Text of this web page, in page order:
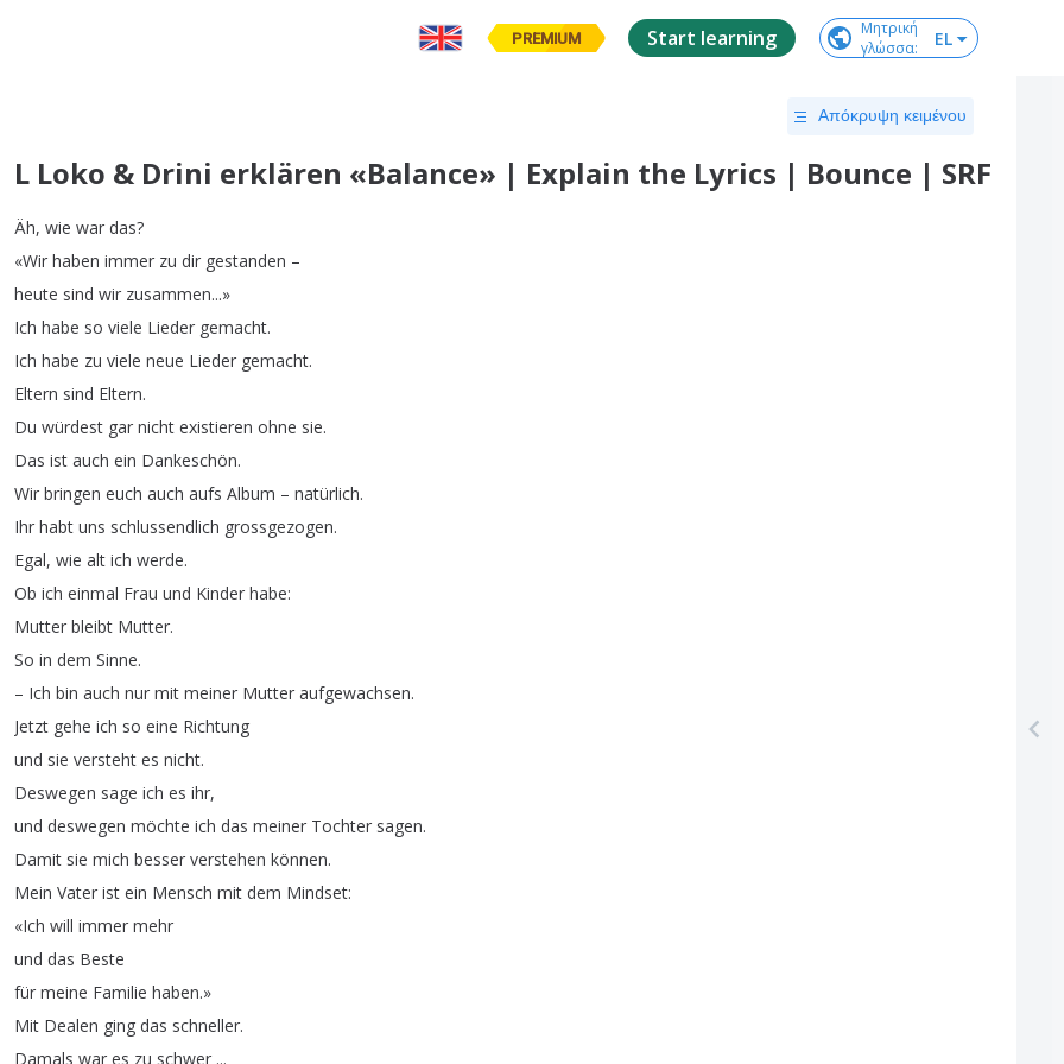
PREMIUM Start learning
Μητρική
γλώσσα: EL
Απόκρυψη κειμένου
L Loko & Drini erklären «Balance» | Explain the Lyrics | Bounce | SRF
Äh, wie war das?
«Wir haben immer zu dir gestanden –
heute sind wir zusammen...»
Ich habe so viele Lieder gemacht.
Ich habe zu viele neue Lieder gemacht.
Eltern sind Eltern.
Du würdest gar nicht existieren ohne sie.
Das ist auch ein Dankeschön.
Wir bringen euch auch aufs Album – natürlich.
Ihr habt uns schlussendlich grossgezogen.
Egal, wie alt ich werde.
Ob ich einmal Frau und Kinder habe:
Mutter bleibt Mutter.
So in dem Sinne.
– Ich bin auch nur mit meiner Mutter aufgewachsen.
Jetzt gehe ich so eine Richtung
und sie versteht es nicht.
Deswegen sage ich es ihr,
und deswegen möchte ich das meiner Tochter sagen.
Damit sie mich besser verstehen können.
Mein Vater ist ein Mensch mit dem Mindset:
«Ich will immer mehr
und das Beste
für meine Familie haben.»
Mit Dealen ging das schneller.
Damals war es zu schwer ...